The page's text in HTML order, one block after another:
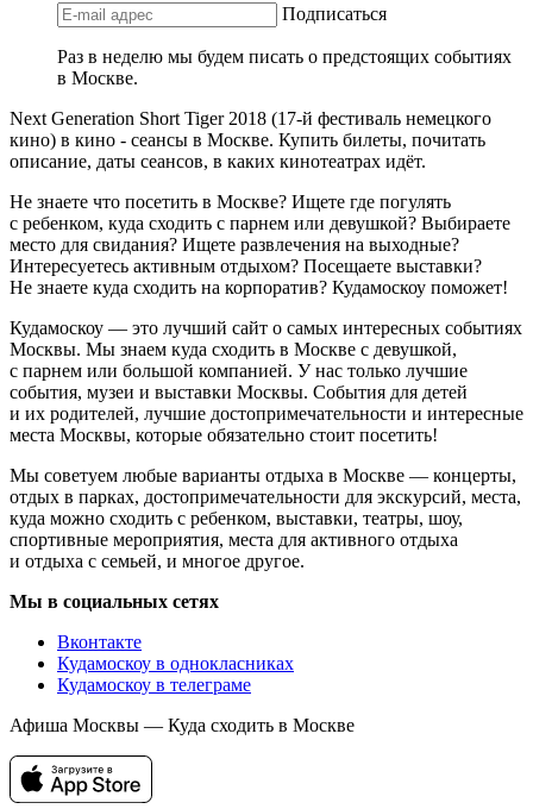
Подписаться
Раз в неделю мы будем писать о предстоящих событиях
в Москве.
Next Generation Short Tiger 2018 (17-й фестиваль немецкого
кино) в кино - сеансы в Москве. Купить билеты, почитать
описание, даты сеансов, в каких кинотеатрах идёт.
Не знаете что посетить в Москве? Ищете где погулять
с ребенком, куда сходить с парнем или девушкой? Выбираете
место для свидания? Ищете развлечения на выходные?
Интересуетесь активным отдыхом? Посещаете выставки?
Не знаете куда сходить на корпоратив? Кудамоскоу поможет!
Кудамоскоу — это лучший сайт о самых интересных событиях
Москвы. Мы знаем куда сходить в Москве с девушкой,
с парнем или большой компанией. У нас только лучшие
события, музеи и выставки Москвы. События для детей
и их родителей, лучшие достопримечательности и интересные
места Москвы, которые обязательно стоит посетить!
Мы советуем любые варианты отдыха в Москве — концерты,
отдых в парках, достопримечательности для экскурсий, места,
куда можно сходить с ребенком, выставки, театры, шоу,
спортивные мероприятия, места для активного отдыха
и отдыха с семьей, и многое другое.
Мы в социальных сетях
Вконтакте
Кудамоскоу в однокласниках
Кудамоскоу в телеграме
Афиша Москвы — Куда сходить в Москве